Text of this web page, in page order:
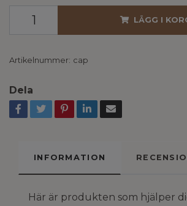
LÄGG I
Artikelnummer: cap
Dela
INFORMATION
Här är produkten som hjälper